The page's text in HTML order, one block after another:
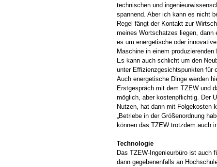
technischen und
spannend. Aber ich kann es nicht
Regel fängt der Kontakt zur
meines Wortschatzes liegen, dann
es um energetische oder
Maschine in einem
Es kann auch schlicht um den
unter Effizienzgesichtspunkten für
Auch energetische Dinge werden
Erstgespräch mit dem TZEW und
möglich, aber kostenpflichtig. Der
Nutzen, hat dann mit Folgekosten
„Betriebe in der Größenordnung
können das TZEW trotzdem auch
Technologie
Das TZEW-Ingenieurbüro ist auch
dann gegebenenfalls an